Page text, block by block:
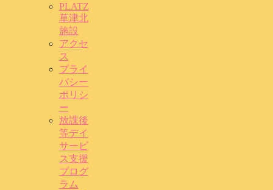
PLATZ
草津北
施設
アクセ
ス
プライ
バシー
ポリシ
ー
放課後
等デイ
サービ
ス支援
プログ
ラム